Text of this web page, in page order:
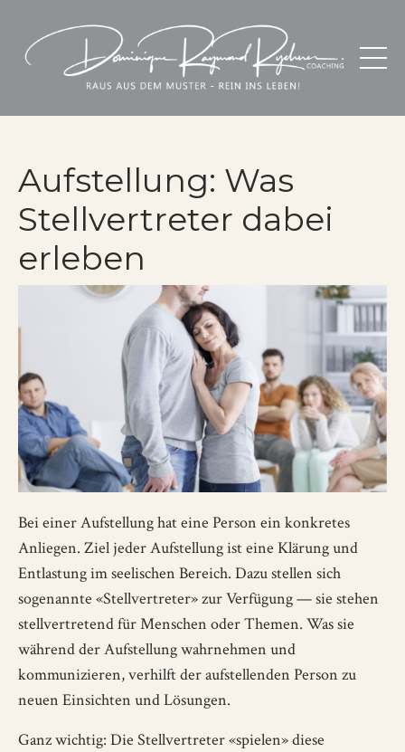
Aufstellung: Was
Stellvertreter dabei
erleben
Bei einer Aufstellung hat eine Person ein konkretes
Anliegen. Ziel jeder Aufstellung ist eine Klärung und
Entlastung im seelischen Bereich. Dazu stellen sich
sogenannte «Stellvertreter» zur Verfügung — sie stehen
stellvertretend für Menschen oder Themen. Was sie
während der Aufstellung wahrnehmen und
kommunizieren, verhilft der aufstellenden Person zu
neuen Einsichten und Lösungen.
Ganz wichtig: Die Stellvertreter «spielen» diese